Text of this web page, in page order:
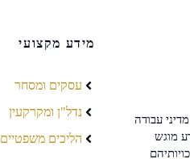
עבודה
מוגש
מידע מקצועי
עסקים ומסחר
נדל"ן ומקרקעין
הליכים משפטיים